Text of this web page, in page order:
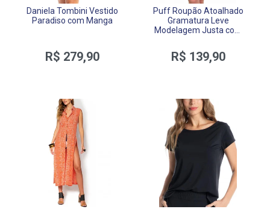
Daniela Tombini Vestido
Paradiso com Manga
R$ 279,90
Puff Roupão Atoalhado
Gramatura Leve
Modelagem Justa com
R$ 139,90